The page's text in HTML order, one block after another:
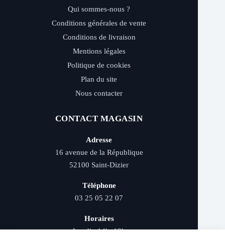
Qui sommes-nous ?
Conditions générales de vente
Conditions de livraison
Mentions légales
Politique de cookies
Plan du site
Nous contacter
CONTACT MAGASIN
Adresse
16 avenue de la République
52100 Saint-Dizier
Téléphone
03 25 05 22 07
Horaires
Lundi : 14h–19h